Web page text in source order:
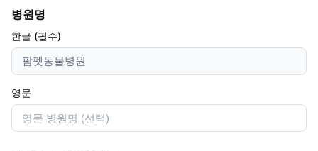
병원명
한글 (필수)
영문